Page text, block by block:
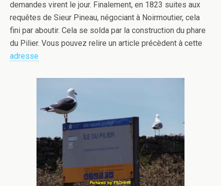
demandes virent le jour. Finalement, en 1823 suites aux
requêtes de Sieur Pineau, négociant à Noirmoutier, cela
fini par aboutir. Cela se solda par la construction du phare
du Pilier. Vous pouvez relire un article précèdent à cette
adresse